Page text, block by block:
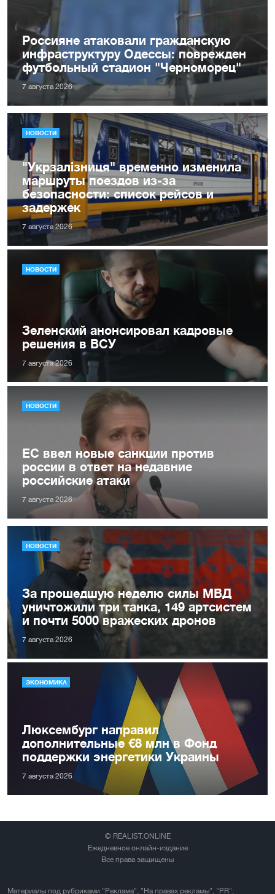
Россияне атаковали гражданскую
инфраструктуру Одессы: поврежден
футбольный стадион "Черноморец"
7 августа 2026
НОВОСТИ
"Укрзалізниця" временно изменила
маршруты поездов из-за
безопасности: список рейсов и
задержек
7 августа 2026
НОВОСТИ
Зеленский анонсировал кадровые
решения в ВСУ
7 августа 2026
НОВОСТИ
ЕС ввел новые санкции против
россии в ответ на недавние
российские атаки
7 августа 2026
НОВОСТИ
За прошедшую неделю силы МВД
уничтожили три танка, 149 артсистем
и почти 5000 вражеских дронов
7 августа 2026
ЭКОНОМИКА
Люксембург направил
дополнительные €8 млн в Фонд
поддержки энергетики Украины
7 августа 2026
© REALIST.ONLINE
Ежедневное онлайн-издание
Все права защищены
Материалы под рубриками "Реклама", "На правах рекламы", "PR",